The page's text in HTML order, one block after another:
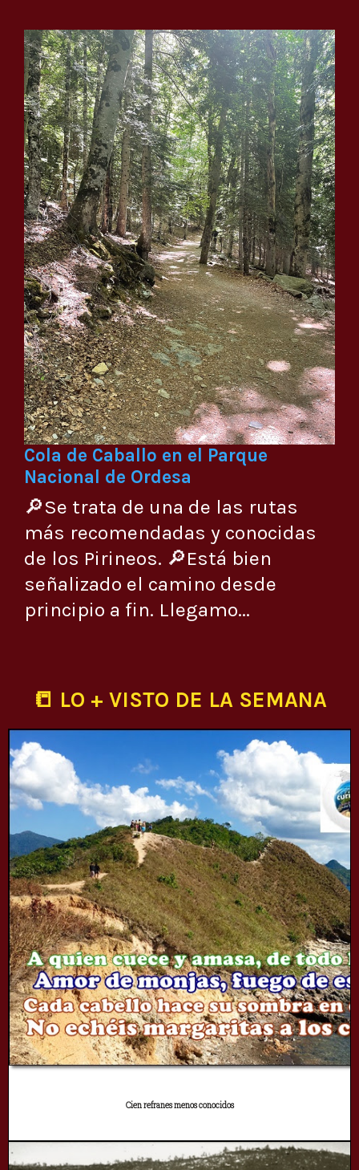
Cola de Caballo en el Parque
Nacional de Ordesa
🔎Se trata de una de las rutas
más recomendadas y conocidas
de los Pirineos. 🔎Está bien
señalizado el camino desde
principio a fin. Llegamo...
📒 LO + VISTO DE LA SEMANA
Cien refranes menos conocidos